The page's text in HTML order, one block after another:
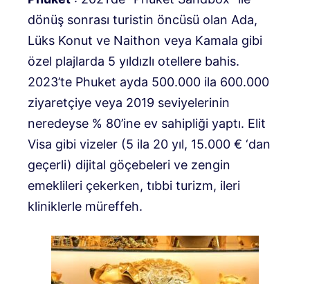
dönüş sonrası turistin öncüsü olan Ada,
Lüks Konut ve Naithon veya Kamala gibi
özel plajlarda 5 yıldızlı otellere bahis.
2023’te Phuket ayda 500.000 ila 600.000
ziyaretçiye veya 2019 seviyelerinin
neredeyse % 80’ine ev sahipliği yaptı. Elit
Visa gibi vizeler (5 ila 20 yıl, 15.000 € ‘dan
geçerli) dijital göçebeleri ve zengin
emeklileri çekerken, tıbbi turizm, ileri
kliniklerle müreffeh.